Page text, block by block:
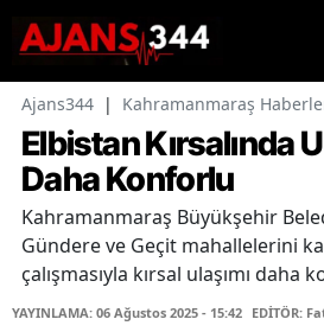
Ajans344 | Kahramanmaraş
Elbistan Kırsalında
Daha Konforlu
Kahramanmaraş Büyükşehir
Gündere ve Geçit mahallelerini
çalışmasıyla kırsal ulaşımı
YAYINLAMA: 06 Ağustos 2025 - 15:42 EDİTÖR: